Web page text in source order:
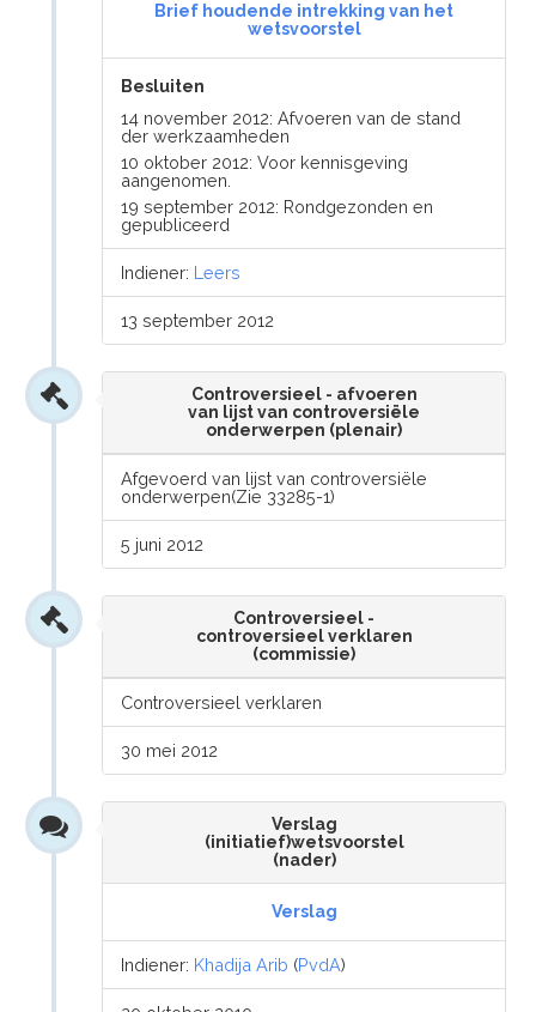
Brief houdende intrekking van het
wetsvoorstel
Besluiten
14 november 2012: Afvoeren van de stand
der werkzaamheden
10 oktober 2012: Voor kennisgeving
aangenomen.
19 september 2012: Rondgezonden en
gepubliceerd
Indiener: Leers
13 september 2012
Controversieel - afvoeren
van lijst van controversiële
onderwerpen (plenair)
Afgevoerd van lijst van controversiële
onderwerpen(Zie 33285-1)
5 juni 2012
Controversieel -
controversieel verklaren
(commissie)
Controversieel verklaren
30 mei 2012
Verslag
(initiatief)wetsvoorstel
(nader)
Verslag
Indiener: Khadija Arib (PvdA)